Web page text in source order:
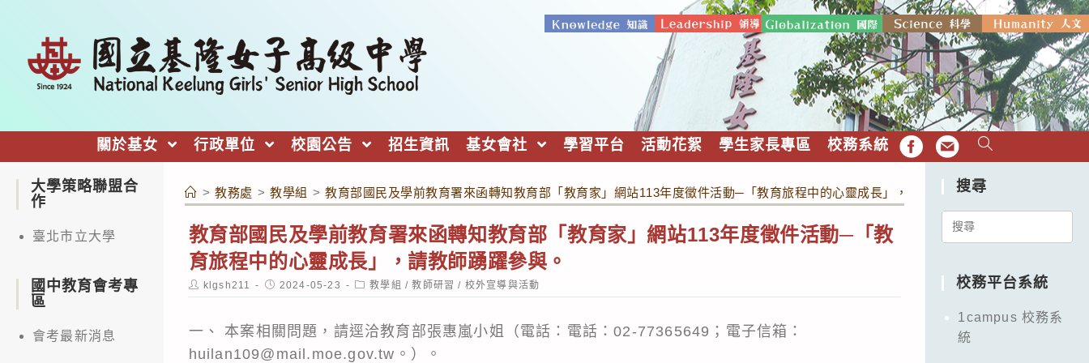
關於基女 行政單位 校園公告 招生資訊 基女會社 學習平台 活動花絮 學生家長專區 校務系統 FB EMAIL
> 教務處 > 教學組 > 教育部國民及學前教育署來函轉知教育部「教育家」網站113年度徵件活動─「教育旅程中的心靈成長」，請教師踴躍參與。
教育部國民及學前教育署來函轉知教育部「教育家」網站113年度徵件活動─「教
育旅程中的心靈成長」，請教師踴躍參與。
Post
author:
klgsh211
Post
published:
2024-05-23
Post
category:
教學組 / 教師研習 / 校外宣導與活動
一、 本案相關問題，請逕洽教育部張惠嵐小姐（電話：電話：02-77365649；電子信箱：
huilan109@mail.moe.gov.tw。）。
大學策略聯盟合
作
臺北市立大學
國中教育會考專
區
會考最新消息
搜尋
Search
校務平台系統
1campus 校務系
統